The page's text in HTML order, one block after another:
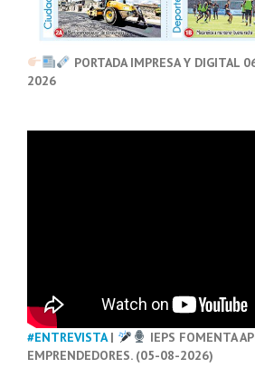
PORTADA IMPRESA Y DIGITAL
2026
#ENTREVISTA|
IEPS FOMENTA
EMPRENDEDORES. (05-08-2026)